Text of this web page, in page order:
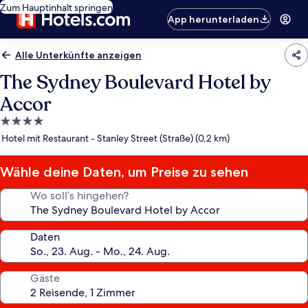
Zum Hauptinhalt springen
App herunterladen
Alle Unterkünfte anzeigen
The Sydney Boulevard Hotel by
Accor
4.0-
Sterne-
Hotel mit Restaurant - Stanley Street (Straße) (0,2 km)
Wähle deine Daten, um Preise zu sehen
Wo soll’s hingehen?
Daten
Gäste